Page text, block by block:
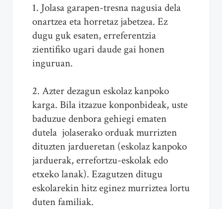
1. Jolasa garapen-tresna nagusia dela
onartzea eta horretaz jabetzea. Ez
dugu guk esaten, erreferentzia
zientifiko ugari daude gai honen
inguruan.
2. Azter dezagun eskolaz kanpoko
karga. Bila itzazue konponbideak, uste
baduzue denbora gehiegi ematen
dutela jolaserako orduak murrizten
dituzten jardueretan (eskolaz kanpoko
jarduerak, errefortzu-eskolak edo
etxeko lanak). Ezagutzen ditugu
eskolarekin hitz eginez murriztea lortu
duten familiak.